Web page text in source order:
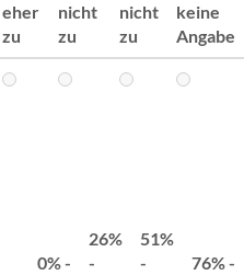
eher
zu
nicht
zu
nicht
zu
keine
Angabe
0% -
26%
-
51%
-
76% -